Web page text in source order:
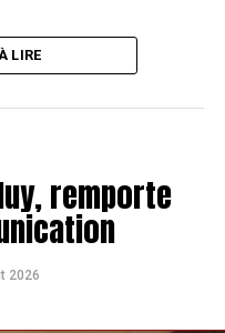
LIRE
remporte
2026